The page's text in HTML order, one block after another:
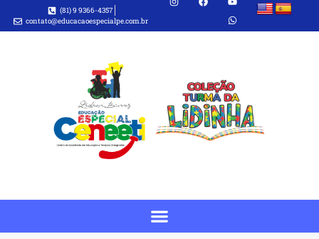
(81) 9 9366-4357
contato@educacaoespecialpe.com.br